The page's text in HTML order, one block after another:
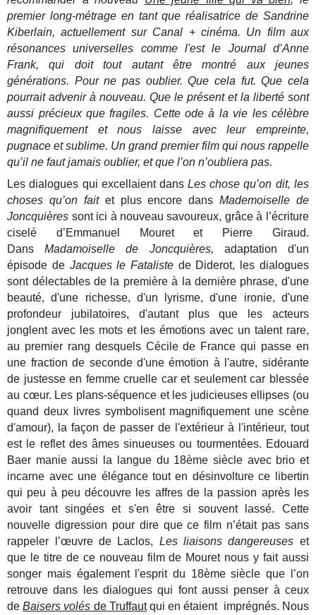
premier long-métrage en tant que réalisatrice de Sandrine
Kiberlain, actuellement sur Canal + cinéma. Un film aux
résonances universelles comme l'est le Journal d’Anne
Frank, qui doit tout autant être montré aux jeunes
générations. Pour ne pas oublier. Que cela fut. Que cela
pourrait advenir à nouveau. Que le présent et la liberté sont
aussi précieux que fragiles. Cette ode à la vie les célèbre
magnifiquement et nous laisse avec leur empreinte,
pugnace et sublime. Un grand premier film qui nous rappelle
qu’il ne faut jamais oublier, et que l’on n’oubliera pas.
Les dialogues qui excellaient dansLes chose qu’on dit, les
choses qu’on faitet plus encore dansMademoiselle de
Joncquières sont ici à nouveau savoureux, grâce à l’écriture
ciselé d’Emmanuel Mouret et Pierre Giraud.
DansMadamoiselle de Joncquières, adaptation d'un
épisode de Jacques le Fataliste de Diderot, les dialogues
sont délectables de la première à la dernière phrase, d'une
beauté, d'une richesse, d'un lyrisme, d'une ironie, d'une
profondeur jubilatoires, d'autant plus que les acteurs
jonglent avec les mots et les émotions avec un talent rare,
au premier rang desquels Cécile de France qui passe en
une fraction de seconde d'une émotion à l'autre, sidérante
de justesse en femme cruelle car et seulement car blessée
au cœur. Les plans-séquence et les judicieuses ellipses (ou
quand deux livres symbolisent magnifiquement une scène
d'amour), la façon de passer de l'extérieur à l'intérieur, tout
est le reflet des âmes sinueuses ou tourmentées. Edouard
Baer manie aussi la langue du 18ème siècle avec brio et
incarne avec une élégance tout en désinvolture ce libertin
qui peu à peu découvre les affres de la passion après les
avoir tant singées et s'en être si souvent lassé. Cette
nouvelle digression pour dire que ce film n’était pas sans
rappeler l’œuvre de Laclos, Les liaisons dangereuses et
que le titre de ce nouveau film de Mouret nous y fait aussi
songer mais également l'esprit du 18ème siècle que l’on
retrouve dans les dialogues qui font aussi penser à ceux
deBaisers volés de Truffautqui en étaient imprégnés. Nous